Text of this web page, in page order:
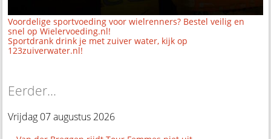
Voordelige sportvoeding voor wielrenners? Bestel veilig en
snel op Wielervoeding.nl!
Sportdrank drink je met zuiver water, kijk op
123zuiverwater.nl!
Eerder...
Vrijdag 07 augustus 2026